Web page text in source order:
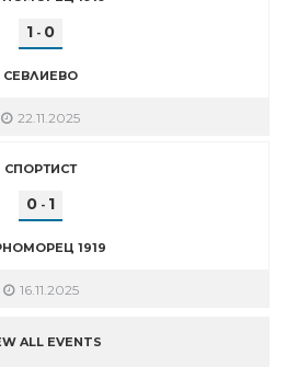
1 - 0
СЕВЛИЕВО
22.11.2025
СПОРТИСТ
0 - 1
1919
16.11.2025
ALL EVENTS